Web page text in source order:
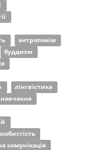
антропонім
буддизм
лінгвістика
комунікація